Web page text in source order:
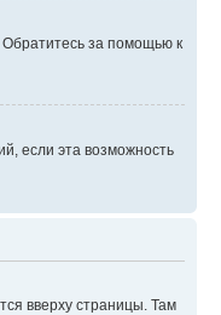
Обратитесь за помощью к
если эта возможность
вверху страницы. Там